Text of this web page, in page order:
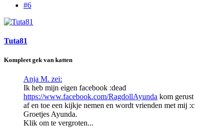
#6
Tuta81
Kompleet gek van katten
Anja M. zei:
Ik heb mijn eigen facebook :dead
https://www.facebook.com/RagdollAyunda kom gerust
af en toe een kijkje nemen en wordt vrienden met mij :c
Groetjes Ayunda.
Klik om te vergroten...